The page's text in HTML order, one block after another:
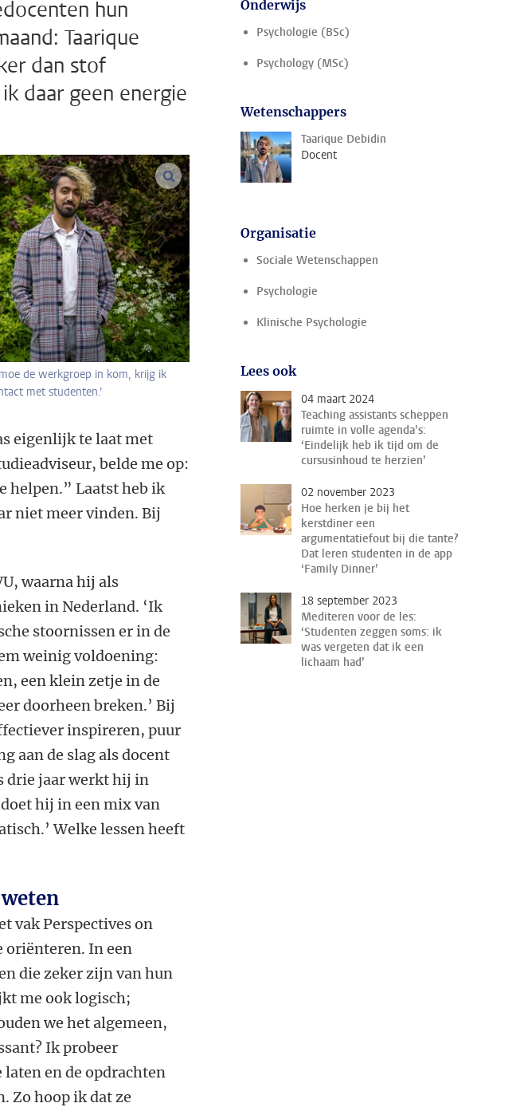
hun
Taarique
dan stof
daar geen energie
de werkgroep in kom, krijg ik
met studenten.’
vergroot afbeeldingen
eigenlijk te laat met
belde me op:
helpen.” Laatst heb ik
niet meer vinden. Bij
waarna hij als
in Nederland. ‘Ik
stoornissen er in de
weinig voldoening:
een klein zetje in de
doorheen breken.’ Bij
inspireren, puur
aan de slag als docent
drie jaar werkt hij in
hij in een mix van
Welke lessen heeft
vak Perspectives on
oriënteren. In een
die zeker zijn van hun
me ook logisch;
we het algemeen,
Ik probeer
en de opdrachten
Zo hoop ik dat ze
Onderwijs
Psychologie (BSc)
Psychology (MSc)
Wetenschappers
Taarique Debidin
Docent
Organisatie
Sociale Wetenschappen
Psychologie
Klinische Psychologie
Lees ook
04 maart 2024
Teaching assistants scheppen
ruimte in volle agenda’s:
‘Eindelijk heb ik tijd om de
cursusinhoud te herzien’
02 november 2023
Hoe herken je bij het
kerstdiner een
argumentatiefout bij die tante?
Dat leren studenten in de app
‘Family Dinner’
18 september 2023
Mediteren voor de les:
‘Studenten zeggen soms: ik
was vergeten dat ik een
lichaam had’